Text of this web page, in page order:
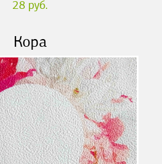
28 руб.
Кора